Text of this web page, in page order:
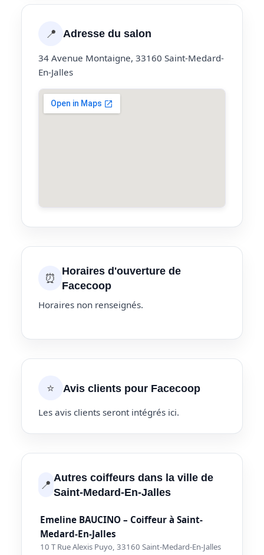
📍 Adresse du salon
34 Avenue Montaigne, 33160 Saint-Medard-
En-Jalles
⏰
Horaires d'ouverture de
Facecoop
Horaires non renseignés.
⭐ Avis clients pour Facecoop
Les avis clients seront intégrés ici.
📍 Autres coiffeurs dans la ville de
Saint-Medard-En-Jalles
Emeline BAUCINO – Coiffeur à Saint-
Medard-En-Jalles
10 T Rue Alexis Puyo, 33160 Saint-Medard-En-Jalles